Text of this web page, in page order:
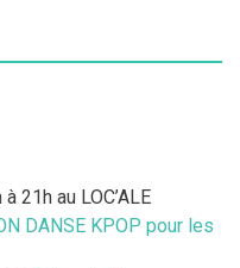
à 21h au LOC’ALE
DANSE KPOP pour les